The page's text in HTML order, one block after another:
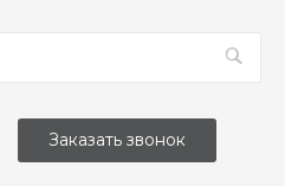
Заказать звонок